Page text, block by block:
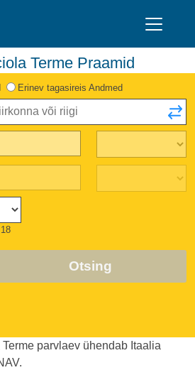
Terme Praamid
Erinev tagasireis Andmed
Otsing
parvlaev ühendab Itaalia